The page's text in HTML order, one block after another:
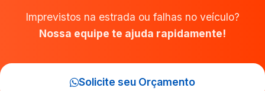
Imprevistos na estrada ou falhas no veículo?
Nossa equipe te ajuda rapidamente!
Solicite seu Orçamento